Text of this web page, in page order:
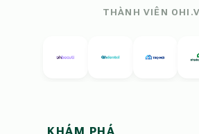
THÀNH VIÊN
KHÁM PHÁ